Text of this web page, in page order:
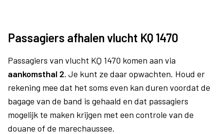
Passagiers afhalen vlucht KQ 1470
Passagiers van vlucht KQ 1470 komen aan via
aankomsthal 2. Je kunt ze daar opwachten. Houd er
rekening mee dat het soms even kan duren voordat de
bagage van de band is gehaald en dat passagiers
mogelijk te maken krijgen met een controle van de
douane of de marechaussee.